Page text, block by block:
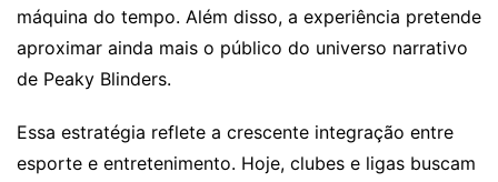
máquina do tempo. Além disso, a experiência pretende
aproximar ainda mais o público do universo narrativo
de Peaky Blinders.
Essa estratégia reflete a crescente integração entre
esporte e entretenimento. Hoje, clubes e ligas buscam